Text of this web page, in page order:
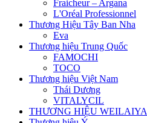
Fraicheur – Argana
L'Oréal Professionnel
Thương Hiệu Tây Ban Nha
Eva
Thương hiệu Trung Quốc
FAMOCHI
TOCO
Thương hiệu Việt Nam
Thái Dương
VITALYCIL
THƯƠNG HIỆU WEILAIYA